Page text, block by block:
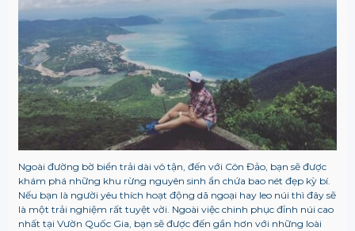
Ngoài đường bờ biển trải dài vô tận, đến với Côn Đảo, bạn sẽ được
khám phá những khu rừng nguyên sinh ẩn chứa bao nét đẹp kỳ bí.
Nếu bạn là người yêu thích hoạt động dã ngoại hay leo núi thì đây sẽ
là một trải nghiệm rất tuyệt vời. Ngoài việc chinh phục đỉnh núi cao
nhất tại Vườn Quốc Gia, bạn sẽ được đến gần hơn với những loài